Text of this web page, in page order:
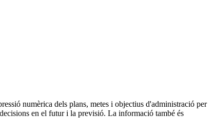
numèrica dels plans, metes i objectius d'administració per
en el futur i la previsió. La informació també és